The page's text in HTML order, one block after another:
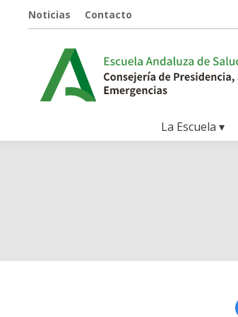
Noticias Contacto
La Escuela ▾